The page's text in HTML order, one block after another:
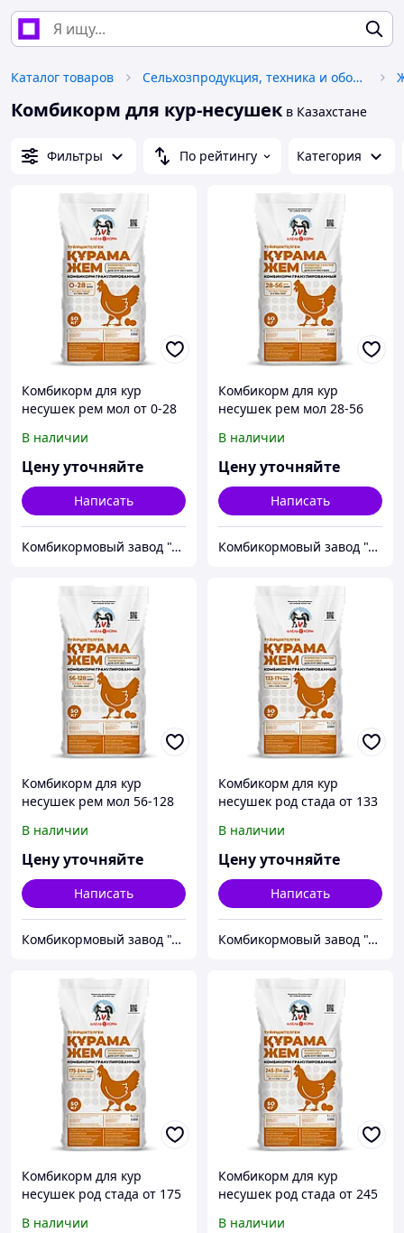
Каталог товаров Сельхозпродукция, техника и оборудование
Комбикорм для кур-несушек в Казахстане
Фильтры По рейтингу Категория
Комбикорм для кур
несушек рем мол от 0-28
В наличии
Цену уточняйте
Написать
Комбикормовый завод "Алель Агро" и "Агрофит Капчагай"
Комбикорм для кур
несушек рем мол 28-56
В наличии
Цену уточняйте
Написать
Комбикормовый завод "Алель Агро" и "Агрофит Капчагай"
Комбикорм для кур
несушек рем мол 56-128
В наличии
Цену уточняйте
Написать
Комбикормовый завод "Алель Агро" и "Агрофит Капчагай"
Комбикорм для кур
несушек род стада от 133
В наличии
Цену уточняйте
Написать
Комбикормовый завод "Алель Агро" и "Агрофит Капчагай"
Комбикорм для кур
несушек род стада от 175
В наличии
Комбикорм для кур
несушек род стада от 245
В наличии